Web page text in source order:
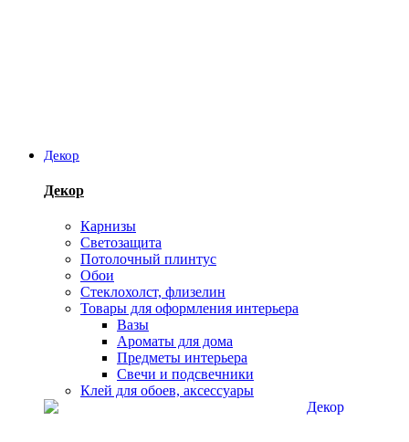
Декор
Декор
Карнизы
Светозащита
Потолочный плинтус
Обои
Стеклохолст, флизелин
Товары для оформления интерьера
Вазы
Ароматы для дома
Предметы интерьера
Свечи и подсвечники
Клей для обоев, аксессуары